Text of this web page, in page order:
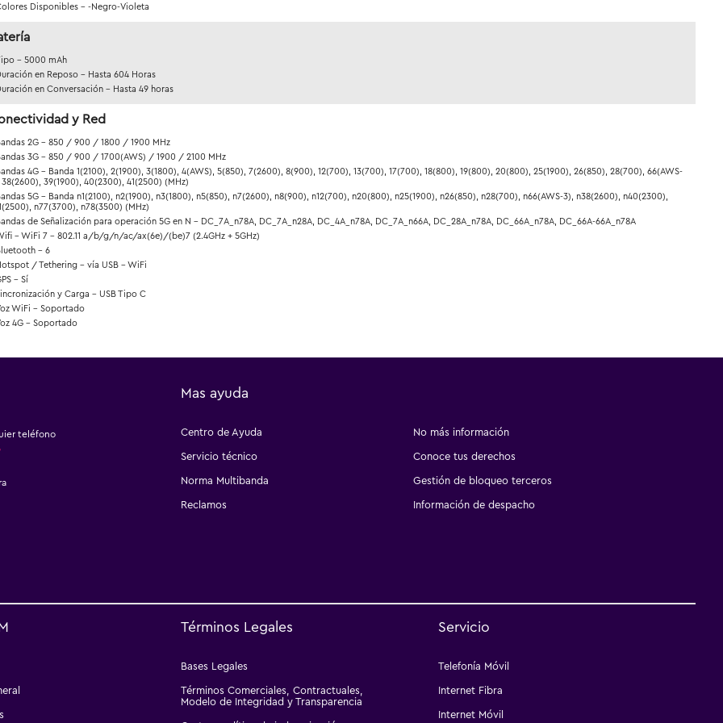
Disponibles - -Negro-Violeta
- 5000 mAh
en Reposo - Hasta 604 Horas
en Conversación - Hasta 49 horas
y Red
2G - 850 / 900 / 1800 / 1900 MHz
3G - 850 / 900 / 1700(AWS) / 1900 / 2100 MHz
4G - Banda 1(2100), 2(1900), 3(1800), 4(AWS), 5(850), 7(2600), 8(900), 12(700), 13(700), 17(700), 18(800), 19(800), 20(800), 25(1900), 26(850), 28(700), 66(AWS-
38(2600), 39(1900), 40(2300), 41(2500) (MHz)
5G - Banda n1(2100), n2(1900), n3(1800), n5(850), n7(2600), n8(900), n12(700), n20(800), n25(1900), n26(850), n28(700), n66(AWS-3), n38(2600), n40(2300),
n77(3700), n78(3500) (MHz)
de Señalización para operación 5G en N - DC_7A_n78A, DC_7A_n28A, DC_4A_n78A, DC_7A_n66A, DC_28A_n78A, DC_66A_n78A, DC_66A-66A_n78A
- WiFi 7 - 802.11 a/b/g/n/ac/ax(6e)/(be)7 (2.4GHz + 5GHz)
- 6
/ Tethering - vía USB - WiFi
- Sí
y Carga - USB Tipo C
WiFi - Soportado
4G - Soportado
teléfono
Mas ayuda
Centro de Ayuda
Servicio técnico
Norma Multibanda
Reclamos
No más información
Conoce tus derechos
Gestión de bloqueo terceros
Información de despacho
Términos Legales
Bases Legales
Términos Comerciales, Contractuales,
Modelo de Integridad y Transparencia
Servicio
Telefonía Móvil
Internet Fibra
Internet Móvil